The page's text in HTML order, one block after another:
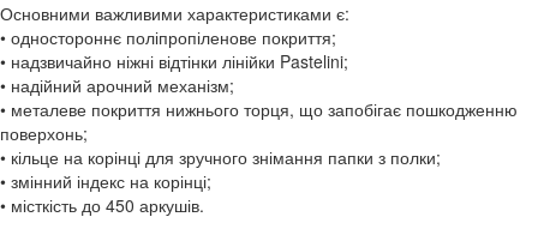
Основними важливими характеристиками є:
• одностороннє поліпропіленове покриття;
• надзвичайно ніжні відтінки лінійки Pastelini;
• надійний арочний механізм;
• металеве покриття нижнього торця, що запобігає пошкодженню
поверхонь;
• кільце на корінці для зручного знімання папки з полки;
• змінний індекс на корінці;
• місткість до 450 аркушів.